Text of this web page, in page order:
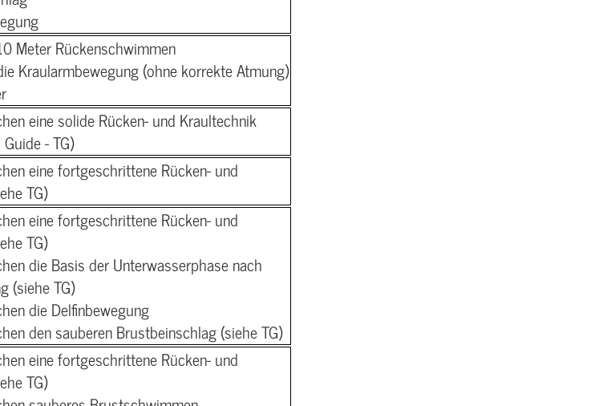
Meter Rückenschwimmen
Kraularmbewegung (ohne korrekte Atmung)
eine solide Rücken- und Kraultechnik
- TG)
eine fortgeschrittene Rücken- und
TG)
eine fortgeschrittene Rücken- und
TG)
die Basis der Unterwasserphase nach
(siehe TG)
die Delfinbewegung
den sauberen Brustbeinschlag (siehe TG)
eine fortgeschrittene Rücken- und
TG)